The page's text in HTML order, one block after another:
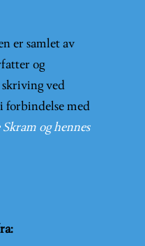
er samlet av
og
ved
forbindelse med
og hennes